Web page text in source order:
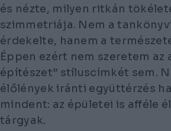
és nézte, milyen ritkán
szimmetriája. Nem a
érdekelte, hanem a
Éppen ezért nem szeretem az
építészet” stíluscímkét sem.
élőlények iránti együttérzés
mindent: az épületei is afféle
tárgyak.